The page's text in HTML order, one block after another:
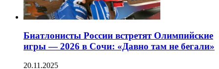
Биатлонисты России встретят Олимпийские
игры — 2026 в Сочи: «Давно там не бегали»
20.11.2025